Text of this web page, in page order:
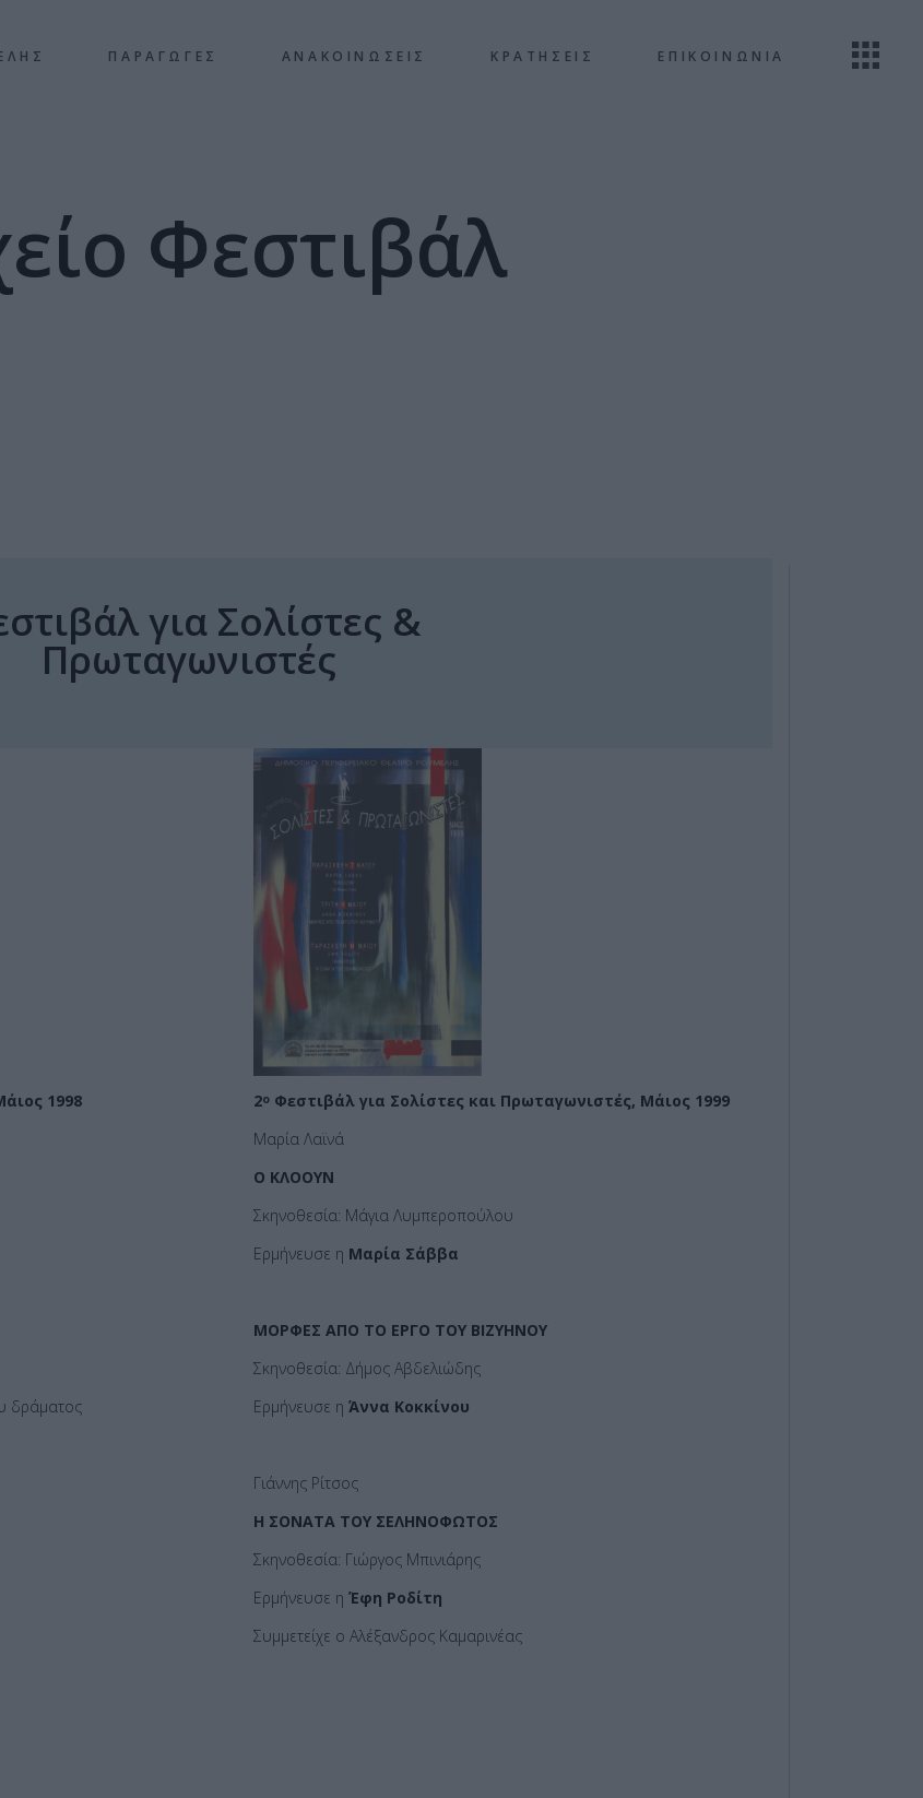
ΠΑΡΑΓΩΓΕΣ ΑΝΑΚΟΙΝΩΣΕΙΣ ΚΡΑΤΗΣΕΙΣ ΕΠΙΚΟΙΝΩΝΙΑ
Φεστιβάλ
για Σολίστες &
Πρωταγωνιστές
1998
δράματος
2οΦεστιβάλ για Σολίστες και Πρωταγωνιστές, Μάιος 1999
Μαρία Λαϊνά
Ο ΚΛΟΟΥΝ
Σκηνοθεσία: Μάγια Λυμπεροπούλου
Ερμήνευσε η Μαρία Σάββα
ΜΟΡΦΕΣ ΑΠΟ ΤΟ ΕΡΓΟ ΤΟΥ ΒΙΖΥΗΝΟΥ
Σκηνοθεσία: Δήμος Αβδελιώδης
Ερμήνευσε η Άννα Κοκκίνου
Γιάννης Ρίτσος
Η ΣΟΝΑΤΑ ΤΟΥ ΣΕΛΗΝΟΦΩΤΟΣ
Σκηνοθεσία: Γιώργος Μπινιάρης
Ερμήνευσε η Έφη Ροδίτη
Συμμετείχε ο Αλέξανδρος Καμαρινέας